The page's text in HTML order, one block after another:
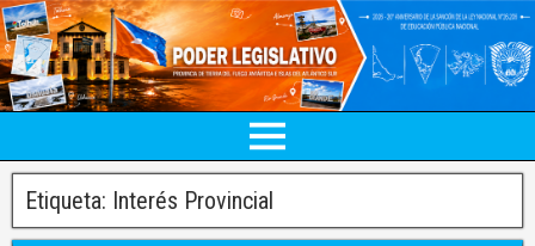
Etiqueta: Interés Provincial